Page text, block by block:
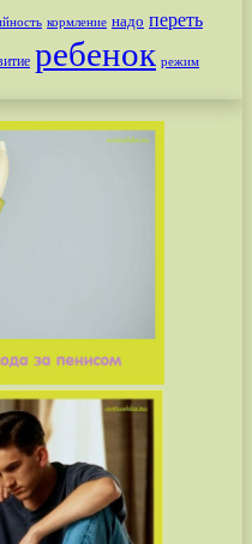
кормление надо переть
ребенок режим